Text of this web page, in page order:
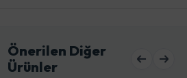
Önerilen Diğer
Ürünler